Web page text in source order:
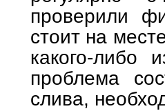
проверили
стоит на
какого-либо
проблема
слива,